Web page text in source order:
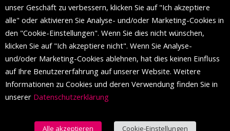
FOLGEN SIE UNS
unser Geschäft zu verbessern, klicken Sie auf "Ich akzeptiere
alle" oder aktivieren Sie Analyse- und/oder Marketing-Cookies in
den "Cookie-Einstellungen". Wenn Sie dies nicht wünschen,
klicken Sie auf "Ich akzeptiere nicht". Wenn Sie Analyse-
und/oder Marketing-Cookies ablehnen, hat dies keinen Einfluss
auf Ihre Benutzererfahrung auf unserer Website. Weitere
Informationen zu Cookies und deren Verwendung finden Sie in
unserer Datenschutzerklärung
Alle akzeptieren Cookie-Einstellungen